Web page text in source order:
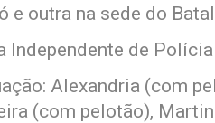
e outra na sede do
Independente de
Alexandria (com
(com pelotão),